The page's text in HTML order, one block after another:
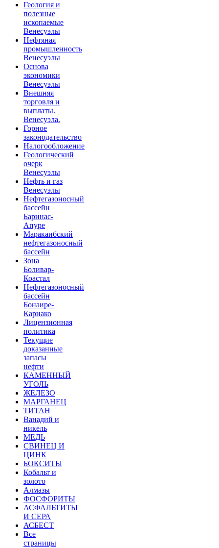
Геология и
полезные
ископаемые
Венесуэлы
Нефтяная
промышленность
Венесуэлы
Основа
экономики
Венесуэлы
Внешняя
торговля и
выплаты.
Венесуэла.
Горное
законодательство
Налогообложение
Геологический
очерк
Венесуэлы
Нефть и газ
Венесуэлы
Нефтегазоносный
бассейн
Баринас-
Апуре
Маракаибский
нефтегазоносный
бассейн
Зона
Боливар-
Коастал
Нефтегазоносный
бассейн
Бонаире-
Кариако
Лицензионная
политика
Текущие
доказанные
запасы
нефти
КАМЕННЫЙ
УГОЛЬ
ЖЕЛЕЗО
МАРГАНЕЦ
ТИТАН
Ванадий и
никель
МЕДЬ
СВИНЕЦ И
ЦИНК
БОКСИТЫ
Кобальт и
золото
Алмазы
ФОСФОРИТЫ
АСФАЛЬТИТЫ
И СЕРА
АСБЕСТ
Все
страницы